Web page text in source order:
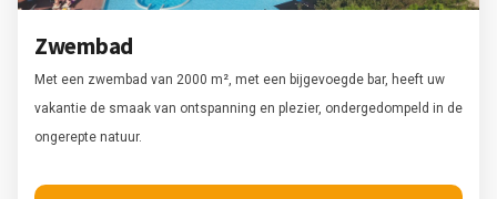
Zwembad
Met een zwembad van 2000 m², met een bijgevoegde bar, heeft uw
vakantie de smaak van ontspanning en plezier, ondergedompeld in de
ongerepte natuur.